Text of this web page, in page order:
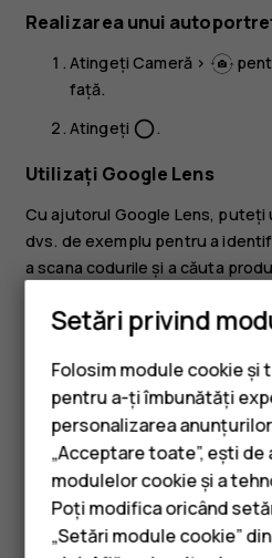
Telefoane
Realizarea unui
AtingețiCameră >
față.
Atingeți panorama_fish_eye.
Utilizați Google Lens
Cu ajutorul Google Lens, puteți
dvs. de exemplu pentru a
a scana codurile și a căuta
Atingeți
Cameră
Îndreptați camera către
identificați și urmați
Sfat:Puteți utiliza Google
care le-ați făcut deja.
fotografia și atingeți
.
Setări privind
Folosim module cookie și
pentru a-ți îmbunătăți
personalizarea
„Acceptare toate”, ești
modulelor cookie și a
Poți modifica oricând
„Setări module cookie”